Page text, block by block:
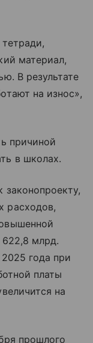
материал,
В результате
на износ»,
причиной
в школах.
законопроекту,
расходов,
622,8 млрд.
года при
платы
на
прошлого